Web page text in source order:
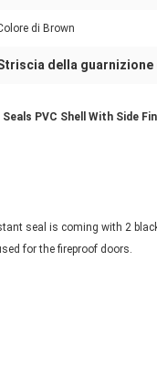
di Brown
della guarnizione
PVC Shell With Side
seal is coming with 2
for the fireproof doors.